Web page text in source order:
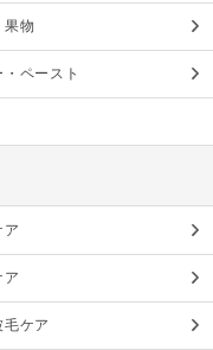
果物
・ペースト
ア
ア
毛ケア